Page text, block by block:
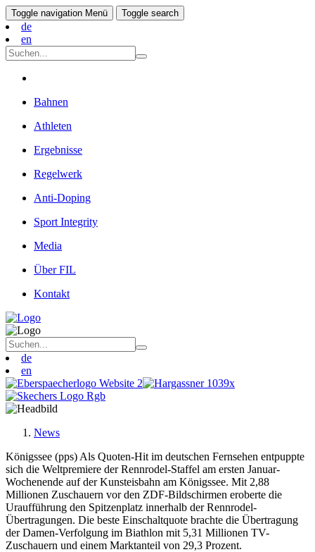
Toggle navigation Menü Toggle search
de
en
Bahnen
Athleten
Ergebnisse
Regelwerk
Anti-Doping
Sport Integrity
Media
Über FIL
Kontakt
de
en
News
Königssee (pps) Als Quoten-Hit im deutschen Fernsehen entpuppte
sich die Weltpremiere der Rennrodel-Staffel am ersten Januar-
Wochenende auf der Kunsteisbahn am Königssee. Mit 2,88
Millionen Zuschauern vor den ZDF-Bildschirmen eroberte die
Uraufführung den Spitzenplatz innerhalb der Rennrodel-
Übertragungen. Die beste Einschaltquote brachte die Übertragung
der Damen-Verfolgung im Biathlon mit 5,31 Millionen TV-
Zuschauern und einem Marktanteil von 29,3 Prozent.